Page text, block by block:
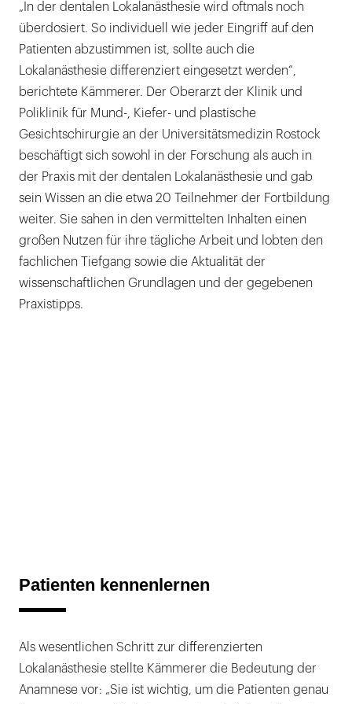
„In der dentalen Lokalanästhesie wird oftmals noch
überdosiert. So individuell wie jeder Eingriff auf den
Patienten abzustimmen ist, sollte auch die
Lokalanästhesie differenziert eingesetzt werden“,
berichtete Kämmerer. Der Oberarzt der Klinik und
Poliklinik für Mund-, Kiefer- und plastische
Gesichtschirurgie an der Universitätsmedizin Rostock
beschäftigt sich sowohl in der Forschung als auch in
der Praxis mit der dentalen Lokalanästhesie und gab
sein Wissen an die etwa 20 Teilnehmer der Fortbildung
weiter. Sie sahen in den vermittelten Inhalten einen
großen Nutzen für ihre tägliche Arbeit und lobten den
fachlichen Tiefgang sowie die Aktualität der
wissenschaftlichen Grundlagen und der gegebenen
Praxistipps.
Patienten kennenlernen
Als wesentlichen Schritt zur differenzierten
Lokalanästhesie stellte Kämmerer die Bedeutung der
Anamnese vor: „Sie ist wichtig, um die Patienten genau